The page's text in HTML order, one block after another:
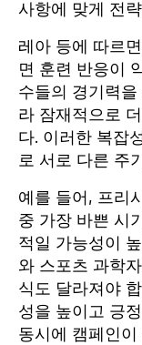
사항에 맞게 전
레아 등에 따르
면 훈련 반응이
수들의 경기력을
라 잠재적으로
다. 이러한 복잡
로 서로 다른 주
예를 들어, 프리
중 가장 바쁜 시
적일 가능성이
와 스포츠 과학
식도 달라져야
성을 높이고 긍
동시에 캠페인